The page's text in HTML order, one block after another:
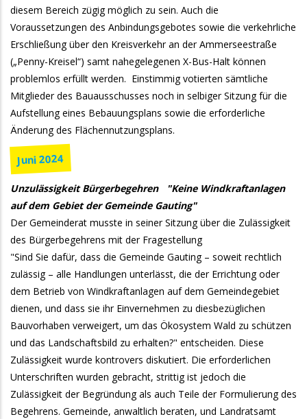
diesem Bereich zügig möglich zu sein. Auch die
Voraussetzungen des Anbindungsgebotes sowie die verkehrliche
Erschließung über den Kreisverkehr an der Ammerseestraße
(„Penny-Kreisel“) samt nahegelegenen X-Bus-Halt können
problemlos erfüllt werden. Einstimmig votierten sämtliche
Mitglieder des Bauausschusses noch in selbiger Sitzung für die
Aufstellung eines Bebauungsplans sowie die erforderliche
Änderung des Flächennutzungsplans.
Juni 2024
Unzulässigkeit Bürgerbegehren "Keine Windkraftanlagen
auf dem Gebiet der Gemeinde Gauting"
Der Gemeinderat musste in seiner Sitzung über die Zulässigkeit
des Bürgerbegehrens mit der Fragestellung
"Sind Sie dafür, dass die Gemeinde Gauting – soweit rechtlich
zulässig – alle Handlungen unterlässt, die der Errichtung oder
dem Betrieb von Windkraftanlagen auf dem Gemeindegebiet
dienen, und dass sie ihr Einvernehmen zu diesbezüglichen
Bauvorhaben verweigert, um das Ökosystem Wald zu schützen
und das Landschaftsbild zu erhalten?" entscheiden. Diese
Zulässigkeit wurde kontrovers diskutiert. Die erforderlichen
Unterschriften wurden gebracht, strittig ist jedoch die
Zulässigkeit der Begründung als auch Teile der Formulierung des
Begehrens. Gemeinde, anwaltlich beraten, und Landratsamt